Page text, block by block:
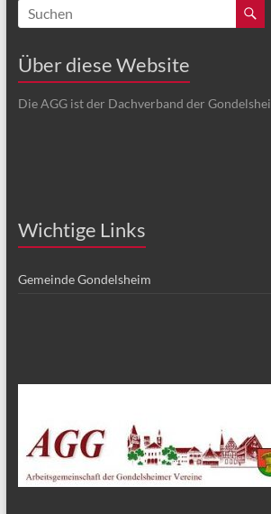
Über diese Website
Die AGG ist der Dachverband der
Wichtige Links
Gemeinde Gondelsheim